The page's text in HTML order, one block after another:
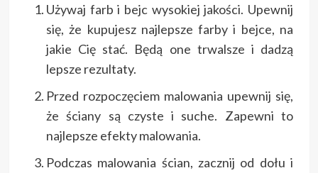
Używaj farb i bejc wysokiej jakości. Upewnij
się, że kupujesz najlepsze farby i bejce, na
jakie Cię stać. Będą one trwalsze i dadzą
lepsze rezultaty.
Przed rozpoczęciem malowania upewnij się,
że ściany są czyste i suche. Zapewni to
najlepsze efekty malowania.
Podczas malowania ścian, zacznij od dołu i